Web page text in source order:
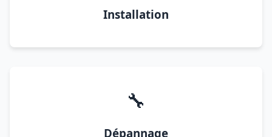
Installation
🔧
Dépannage